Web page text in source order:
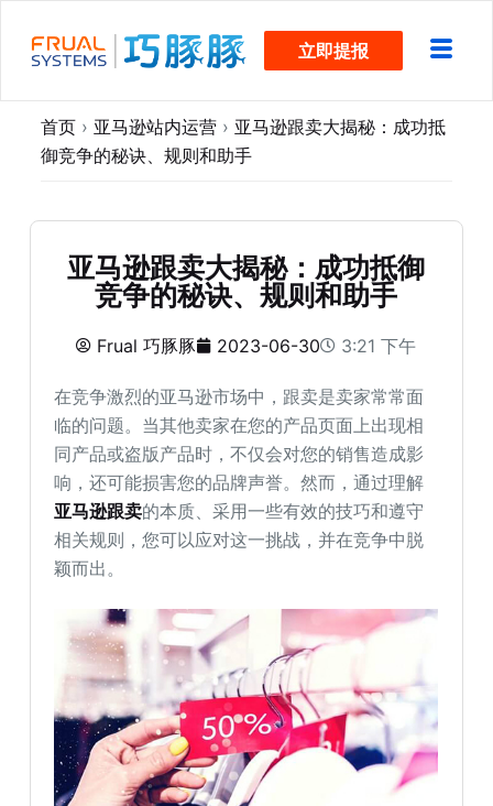
过
立即提报
首页 › 亚马逊站内运营 › 亚马逊跟卖大揭秘：成功抵
御竞争的秘诀、规则和助手
亚马逊跟卖大揭秘：成功抵御
竞争的秘诀、规则和助手
Frual 巧豚豚 2023-06-30 3:21 下午
在竞争激烈的亚马逊市场中，跟卖是卖家常常面
临的问题。当其他卖家在您的产品页面上出现相
同产品或盗版产品时，不仅会对您的销售造成影
响，还可能损害您的品牌声誉。然而，通过理解
亚马逊跟卖的本质、采用一些有效的技巧和遵守
相关规则，您可以应对这一挑战，并在竞争中脱
颖而出。